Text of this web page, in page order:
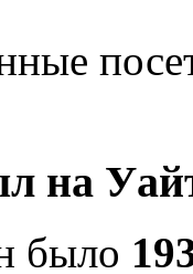
на
было